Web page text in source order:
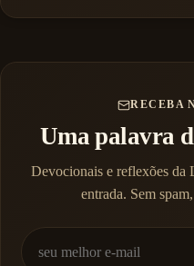
RECEBA
Uma palavra
Devocionais e reflexões da
entrada. Sem